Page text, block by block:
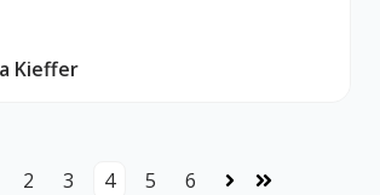
Kieffer
2 3 4 5 6